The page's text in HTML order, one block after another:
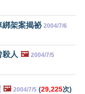
綁架案揭祕 2004/7/6
殺人 🖼️ 2004/7/5
🖼️ 2004/7/5 (29,225次)